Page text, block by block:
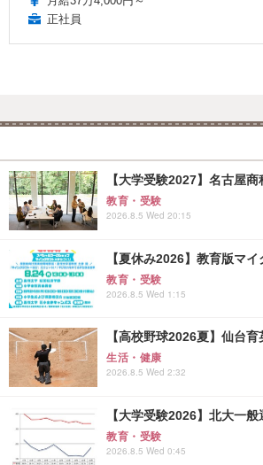
正社員
【大学受験2027】名古屋
教育・受験
2026.8.5 Wed 20:15
【夏休み2026】教育版マ
教育・受験
2026.8.5 Wed 1:15
【高校野球2026夏】仙台
生活・健康
2026.8.5 Wed 2:32
【大学受験2026】北大一
教育・受験
2026.8.5 Wed 0:45